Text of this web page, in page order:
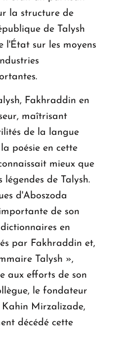
la structure de
de Talysh
l'État sur les moyens
Fakhraddin en
maîtrisant
de la langue
poésie en cette
mieux que
de Talysh.
d'Aboszoda
de son
en
par Fakhraddin et,
Talysh »,
aux efforts de son
le fondateur
Kahin Mirzalizade,
décédé cette